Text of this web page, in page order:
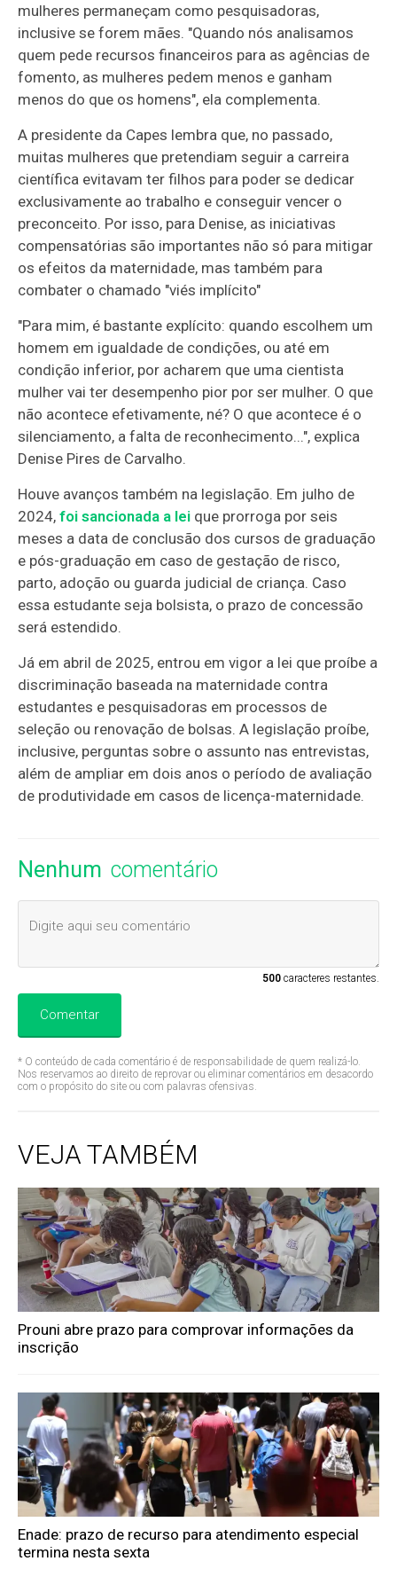
mulheres permaneçam como pesquisadoras,
inclusive se forem mães. "Quando nós analisamos
quem pede recursos financeiros para as agências de
fomento, as mulheres pedem menos e ganham
menos do que os homens", ela complementa.
A presidente da Capes lembra que, no passado,
muitas mulheres que pretendiam seguir a carreira
científica evitavam ter filhos para poder se dedicar
exclusivamente ao trabalho e conseguir vencer o
preconceito. Por isso, para Denise, as iniciativas
compensatórias são importantes não só para mitigar
os efeitos da maternidade, mas também para
combater o chamado "viés implícito"
"Para mim, é bastante explícito: quando escolhem um
homem em igualdade de condições, ou até em
condição inferior, por acharem que uma cientista
mulher vai ter desempenho pior por ser mulher. O que
não acontece efetivamente, né? O que acontece é o
silenciamento, a falta de reconhecimento...", explica
Denise Pires de Carvalho.
Houve avanços também na legislação. Em julho de
2024,foi sancionada a lei que prorroga por seis
meses a data de conclusão dos cursos de graduação
e pós-graduação em caso de gestação de risco,
parto, adoção ou guarda judicial de criança. Caso
essa estudante seja bolsista, o prazo de concessão
será estendido.
Já em abril de 2025, entrou em vigor a lei que proíbe a
discriminação baseada na maternidade contra
estudantes e pesquisadoras em processos de
seleção ou renovação de bolsas. A legislação proíbe,
inclusive, perguntas sobre o assunto nas entrevistas,
além de ampliar em dois anos o período de avaliação
de produtividade em casos de licença-maternidade.
Nenhum comentário
500caracteres restantes.
Comentar
* O conteúdo de cada comentário é de responsabilidade de quem realizá-lo.
Nos reservamos ao direito de reprovar ou eliminar comentários em desacordo
com o propósito do site ou com palavras ofensivas.
VEJA TAMBÉM
Prouni abre prazo para comprovar informações da
inscrição
Enade: prazo de recurso para atendimento especial
termina nesta sexta